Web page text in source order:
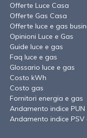
Offerte Luce Casa
Offerte Gas Casa
Offerte luce e gas
Opinioni Luce e Gas
Guide luce e gas
Faq luce e gas
Glossario luce e gas
Costo kWh
Costo gas
Fornitori energia e gas
Andamento indice PUN
Andamento indice PSV